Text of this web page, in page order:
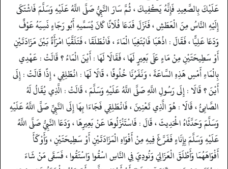
عَلَيْكَ بِالصَّعِيدِ فَإِنَّهُ يَكْفِيكَ ، ثُمَّ سَارَ النَّبِيُّ صَلَّى اللَّهُ عَلَيْهِ وَسَلَّمَ فَاشْتَكَى
إِلَيْهِ النَّاسُ مِنَ الْعَطَشِ ، فَنَزَلَ فَدَعَا فُلَانًا كَانَ يُسَمِّيهِ أَبُو رَجَاءٍ نَسِيَهُ عَوْفٌ
وَدَعَا عَلِيًّا ، فَقَالَ : اذْهَبَا فَابْتَغِيَا الْمَاءَ ، فَانْطَلَقَا ، فَتَلَقَّيَا امْرَأَةً بَيْنَ مَزَادَتَيْنِ
أَوْ سَطِيحَتَيْنِ مِنْ مَاءٍ عَلَى بَعِيرٍ لَهَا ، فَقَالَا لَهَا : أَيْنَ الْمَاءُ ؟ قَالَتْ : عَهْدِي
بِالْمَاءِ أَمْسِ هَذِهِ السَّاعَةَ ، وَنَفَرُنَا خُلُوفًا ، قَالَا لَهَا : انْطَلِقِي ، إِذًا قَالَتْ : إِلَى
أَيْنَ ؟ قَالَا : إِلَى رَسُولِ اللَّهِ صَلَّى اللَّهُ عَلَيْهِ وَسَلَّمَ ، قَالَتْ : الَّذِي يُقَالُ لَهُ
الصَّابِئُ ، قَالَا : هُوَ الَّذِي تَعْنِينَ ، فَانْطَلِقِي فَجَاءَا بِهَا إِلَى النَّبِيِّ صَلَّى اللَّهُ عَلَيْهِ
وَسَلَّمَ وَحَدَّثَاهُ الْحَدِيثَ ، قَالَ : فَاسْتَنْزَلُوهَا عَنْ بَعِيرِهَا ، وَدَعَا النَّبِيُّ صَلَّى اللَّهُ
عَلَيْهِ وَسَلَّمَ بِإِنَاءٍ فَفَرَّغَ فِيهِ مِنْ أَفْوَاهِ الْمَزَادَتَيْنِ أَوْ سَطِيحَتَيْنِ ، وَأَوْكَأَ
أَفْوَاهَهُمَا وَأَطْلَقَ الْعَزَالِيَ وَنُودِيَ فِي النَّاسِ اسْقُوا وَاسْتَقُوا ، فَسَقَى مَنْ شَاءَ